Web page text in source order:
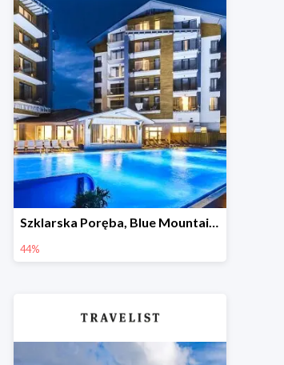
Szklarska Poręba, Blue Mountain Resort -44%
44%